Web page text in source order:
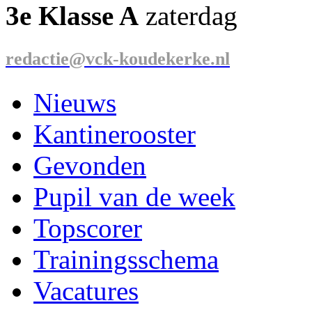
3e Klasse A zaterdag
redactie@vck-koudekerke.nl
Nieuws
Kantinerooster
Gevonden
Pupil van de week
Topscorer
Trainingsschema
Vacatures